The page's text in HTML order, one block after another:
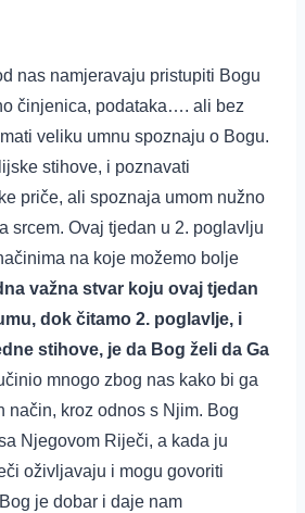
nas namjeravaju pristupiti Bogu
činjenica, podataka…. ali bez
veliku umnu spoznaju o Bogu.
stihove, i poznavati
priče, ali spoznaja umom nužno
srcem. Ovaj tjedan u 2. poglavlju
na koje možemo bolje
važna stvar koju ovaj tjedan
dok čitamo 2. poglavlje, i
stihove, je da Bog želi da Ga
mnogo zbog nas kako bi ga
način, kroz odnos s Njim. Bog
Njegovom Riječi, a kada ju
oživljavaju i mogu govoriti
je dobar i daje nam